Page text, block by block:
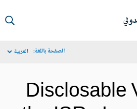
الصفحة باللغة: العربية